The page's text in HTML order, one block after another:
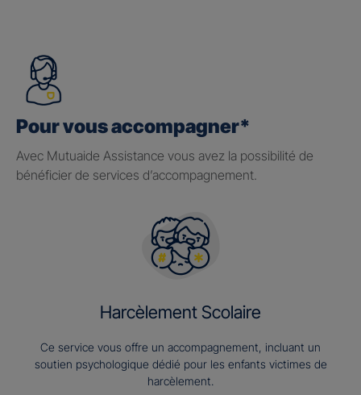
Pour vous accompagner*
Avec Mutuaide Assistance vous avez la possibilité de
bénéficier de services d’accompagnement.
Harcèlement Scolaire
Ce service vous offre un accompagnement, incluant un
soutien psychologique dédié pour les enfants victimes de
harcèlement.